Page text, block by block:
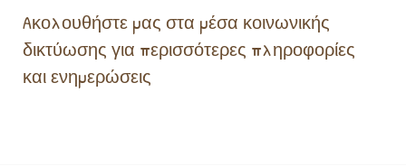
Aκολουθήστε μας στα μέσα κοινωνικής
δικτύωσης για περισσότερες πληροφορίες
και ενημερώσεις